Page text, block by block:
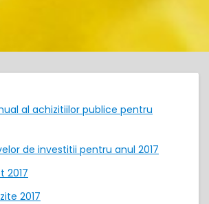
al achizitiilor publice pentru
de investitii pentru anul 2017
2017
2017